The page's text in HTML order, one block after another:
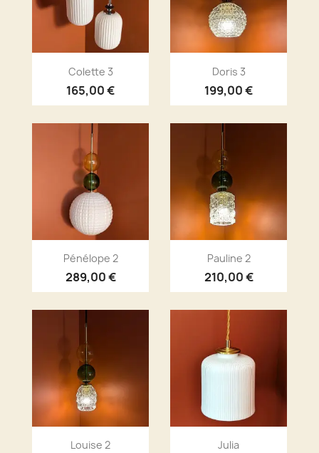
Aperçu rapide
Colette 3
165,00 €
Aperçu rapide
Doris 3
199,00 €
Aperçu rapide
Pénélope 2
289,00 €
Aperçu rapide
Pauline 2
210,00 €
Aperçu rapide
Louise 2 Aperçu rapide
Julia